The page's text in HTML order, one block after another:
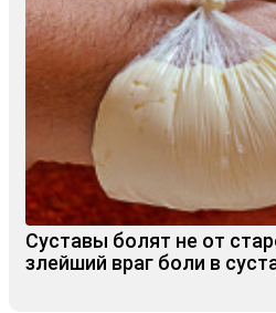
Суставы болят не от
злейший враг боли в